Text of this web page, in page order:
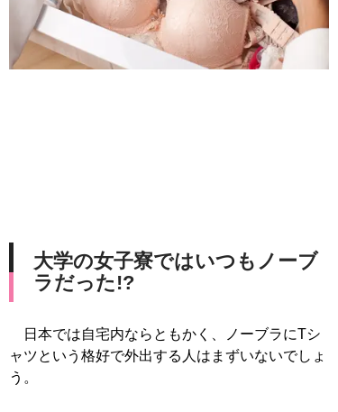
大学の女子寮ではいつもノーブ
ラだった!?
日本では自宅内ならともかく、ノーブラにTシ
ャツという格好で外出する人はまずいないでしょ
う。